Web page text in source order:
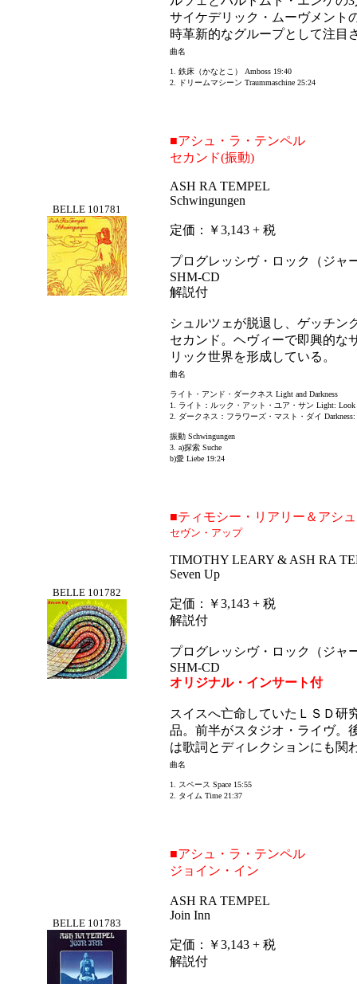
サイケデリック・ムーヴメント
時革新的なグループとして注目
曲名
1. 鉄床（かなとこ） Amboss 19:40
2. ドリームマシーン Traummaschine 25:24
BELLE 101781
■アシュ・ラ・テンペル
セカンド(振動)
ASH RA TEMPEL
Schwingungen
定価：￥3,143 + 税
プログレッシヴ・ロック（ジャ
SHM-CD
解説付
シュルツェが脱退し、ゲッチン
セカンド。ヘヴィーで即興的な
リック世界を形成している。
曲名
ライト・アンド・ダークネス Light and Darkness
1. ライト：ルック・アット・ユア・サン Light: Look
2. ダークネス：フラワーズ・マスト・ダイ Darkness:
振動 Schwingungen
3. a)探索 Suche
b)愛 Liebe 19:24
BELLE 101782
■ティモシー・リアリー＆アシ
セヴン・アップ
TIMOTHY LEARY & ASH RA
Seven Up
定価：￥3,143 + 税
解説付
プログレッシヴ・ロック（ジャ
SHM-CD
オリジナル・インサート付
スイスへ亡命していたＬＳＤ研
品。前半がスタジオ・ライヴ。
は歌詞とディレクションにも関
曲名
1. スペース Space 15:55
2. タイム Time 21:37
BELLE 101783
■アシュ・ラ・テンペル
ジョイン・イン
ASH RA TEMPEL
Join Inn
定価：￥3,143 + 税
解説付